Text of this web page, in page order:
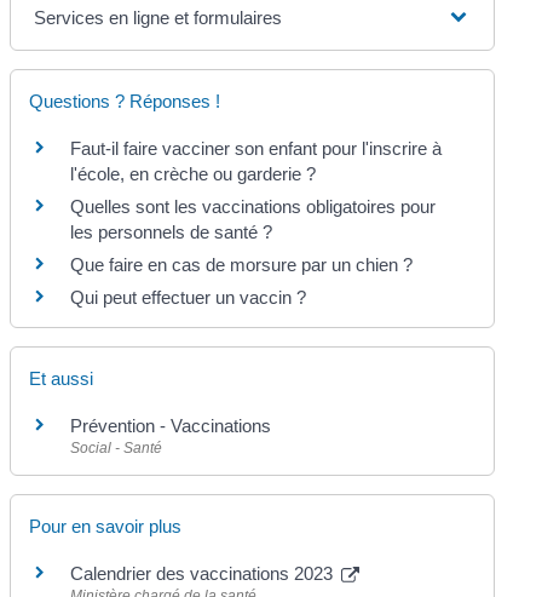
Services en ligne et formulaires
Questions ? Réponses !
Faut-il faire vacciner son enfant pour l'inscrire à
l'école, en crèche ou garderie ?
Quelles sont les vaccinations obligatoires pour
les personnels de santé ?
Que faire en cas de morsure par un chien ?
Qui peut effectuer un vaccin ?
Et aussi
Prévention - Vaccinations
Social - Santé
Pour en savoir plus
Calendrier des vaccinations 2023